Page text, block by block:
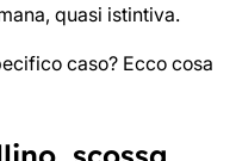
quasi istintiva.
caso? Ecco cosa